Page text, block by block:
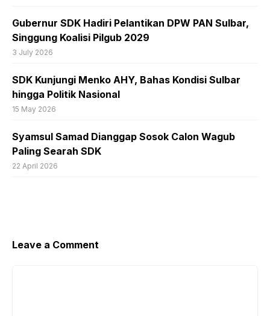
Gubernur SDK Hadiri Pelantikan DPW PAN Sulbar,
Singgung Koalisi Pilgub 2029
3 July 2026
SDK Kunjungi Menko AHY, Bahas Kondisi Sulbar
hingga Politik Nasional
15 May 2026
Syamsul Samad Dianggap Sosok Calon Wagub
Paling Searah SDK
22 April 2026
Leave a Comment